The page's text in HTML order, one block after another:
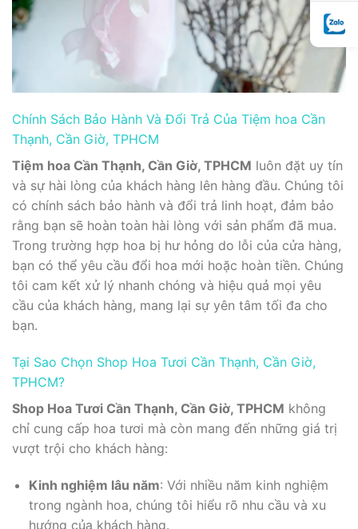
Chính Sách Bảo Hành Và Đổi Trả Của Tiệm hoa Cần
Thạnh, Cần Giờ, TPHCM
Tiệm hoa Cần Thạnh, Cần Giờ, TPHCM luôn đặt uy tín
và sự hài lòng của khách hàng lên hàng đầu. Chúng tôi
có chính sách bảo hành và đổi trả linh hoạt, đảm bảo
rằng bạn sẽ hoàn toàn hài lòng với sản phẩm đã mua.
Trong trường hợp hoa bị hư hỏng do lỗi của cửa hàng,
bạn có thể yêu cầu đổi hoa mới hoặc hoàn tiền. Chúng
tôi cam kết xử lý nhanh chóng và hiệu quả mọi yêu
cầu của khách hàng, mang lại sự yên tâm tối đa cho
bạn.
Tại Sao Chọn Shop Hoa Tươi Cần Thạnh, Cần Giờ,
TPHCM?
Shop Hoa Tươi Cần Thạnh, Cần Giờ, TPHCM không
chỉ cung cấp hoa tươi mà còn mang đến những giá trị
vượt trội cho khách hàng:
Kinh nghiệm lâu năm: Với nhiều năm kinh nghiệm
trong ngành hoa, chúng tôi hiểu rõ nhu cầu và xu
hướng của khách hàng.